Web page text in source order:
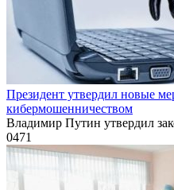
Президент утвердил новые
кибермошенничеством
Владимир Путин утвердил
0471